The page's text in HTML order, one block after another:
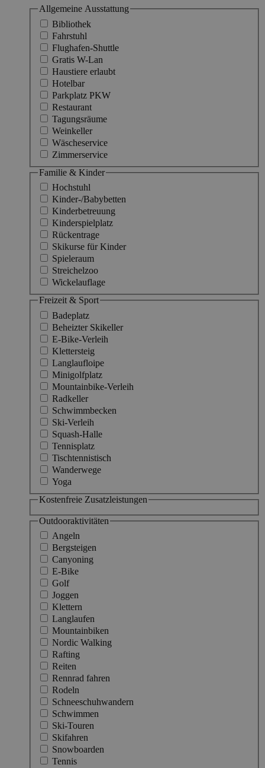
Allgemeine Ausstattung
Bibliothek
Fahrstuhl
Flughafen-Shuttle
Gratis W-Lan
Haustiere erlaubt
Hotelbar
Parkplatz PKW
Restaurant
Tagungsräume
Weinkeller
Wäscheservice
Zimmerservice
Familie & Kinder
Hochstuhl
Kinder-/Babybetten
Kinderbetreuung
Kinderspielplatz
Rückentrage
Skikurse für Kinder
Spieleraum
Streichelzoo
Wickelauflage
Freizeit & Sport
Badeplatz
Beheizter Skikeller
E-Bike-Verleih
Klettersteig
Langlaufloipe
Minigolfplatz
Mountainbike-Verleih
Radkeller
Schwimmbecken
Ski-Verleih
Squash-Halle
Tennisplatz
Tischtennistisch
Wanderwege
Yoga
Kostenfreie Zusatzleistungen
Outdooraktivitäten
Angeln
Bergsteigen
Canyoning
E-Bike
Golf
Joggen
Klettern
Langlaufen
Mountainbiken
Nordic Walking
Rafting
Reiten
Rennrad fahren
Rodeln
Schneeschuhwandern
Schwimmen
Ski-Touren
Skifahren
Snowboarden
Tennis